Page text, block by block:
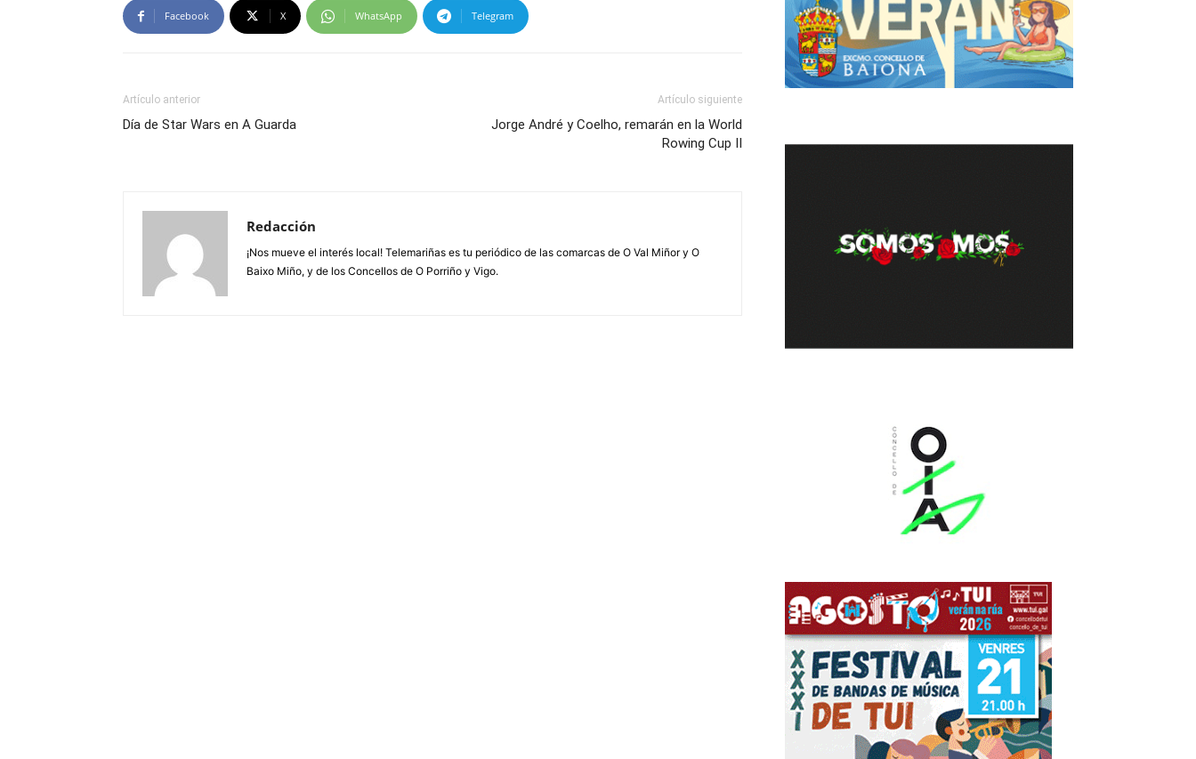
Facebook X WhatsApp Telegram
Artículo anterior
Día de Star Wars en A Guarda
Artículo siguiente
Jorge André y Coelho, remarán en la World
Rowing Cup II
Redacción
¡Nos mueve el interés local! Telemariñas es tu periódico de las comarcas de O Val Miñor y O
Baixo Miño, y de los Concellos de O Porriño y Vigo.